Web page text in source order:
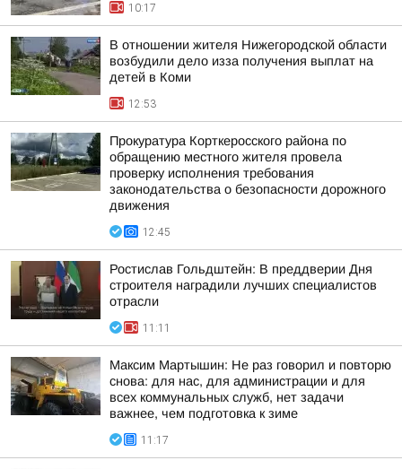
10:17
В отношении жителя Нижегородской области
возбудили дело изза получения выплат на
детей в Коми
12:53
Прокуратура Корткеросского района по
обращению местного жителя провела
проверку исполнения требования
законодательства о безопасности дорожного
движения
12:45
Ростислав Гольдштейн: В преддверии Дня
строителя наградили лучших специалистов
отрасли
11:11
Максим Мартышин: Не раз говорил и повторю
снова: для нас, для администрации и для
всех коммунальных служб, нет задачи
важнее, чем подготовка к зиме
11:17